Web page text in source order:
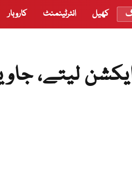
کھیل انٹرٹینمنٹ کاروبار
لیتے،